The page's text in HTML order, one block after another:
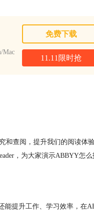
Mac
免费下载
11.11限时抢
和查阅，提升我们的阅读体
，为大家演示ABBYY怎
能提升工作、学习效率，在